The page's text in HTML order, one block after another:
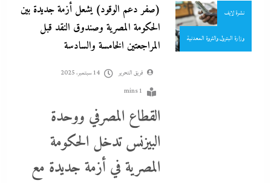
نشرة لايف
وزارة البترول والثروة المعدنية
(صفر دعم الوقود) يشعل أزمة جديدة بين
الحكومة المصرية وصندوق النقد قبل
المراجعتين الخامسة والسادسة
فريق التحرير
14 سبتمبر، 2025
1 mins
القطاع المصرفي ووحدة
البيزنس تدخل الحكومة
المصرية في أزمة جديدة مع